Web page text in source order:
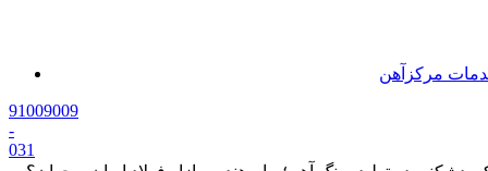
مرکزآهن
91009009
-
031